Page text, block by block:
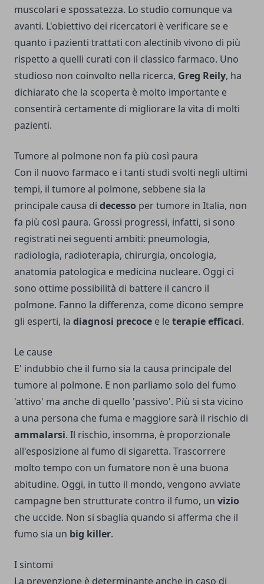
muscolari e spossatezza. Lo studio comunque va
avanti. L'obiettivo dei ricercatori è verificare se e
quanto i pazienti trattati con alectinib vivono di più
rispetto a quelli curati con il classico farmaco. Uno
studioso non coinvolto nella ricerca, Greg Reily, ha
dichiarato che la scoperta è molto importante e
consentirà certamente di migliorare la vita di molti
pazienti.
Tumore al polmone non fa più così paura
Con il nuovo farmaco e i tanti studi svolti negli ultimi
tempi, il tumore al polmone, sebbene sia la
principale causa di decesso per tumore in Italia, non
fa più così paura. Grossi progressi, infatti, si sono
registrati nei seguenti ambiti: pneumologia,
radiologia, radioterapia, chirurgia, oncologia,
anatomia patologica e medicina nucleare. Oggi ci
sono ottime possibilità di battere il cancro il
polmone. Fanno la differenza, come dicono sempre
gli esperti, la diagnosi precoce e leterapieefficaci.
Le cause
E' indubbio che il fumo sia la causa principale del
tumore al polmone. E non parliamo solo del fumo
'attivo' ma anche di quello 'passivo'. Più si sta vicino
a una persona che fuma e maggiore sarà il rischio di
ammalarsi. Il rischio, insomma, è proporzionale
all'esposizione al fumo di sigaretta. Trascorrere
molto tempo con un fumatore non è una buona
abitudine. Oggi, in tutto il mondo, vengono avviate
campagne ben strutturate contro il fumo, un vizio
che uccide. Non si sbaglia quando si afferma che il
fumo sia un big killer.
I sintomi
La prevenzione è determinante anche in caso di